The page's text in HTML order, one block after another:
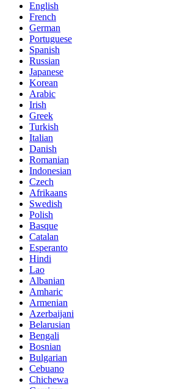
English
French
German
Portuguese
Spanish
Russian
Japanese
Korean
Arabic
Irish
Greek
Turkish
Italian
Danish
Romanian
Indonesian
Czech
Afrikaans
Swedish
Polish
Basque
Catalan
Esperanto
Hindi
Lao
Albanian
Amharic
Armenian
Azerbaijani
Belarusian
Bengali
Bosnian
Bulgarian
Cebuano
Chichewa